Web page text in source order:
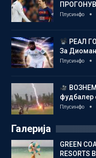
Плусинфо
РЕАЛ
За
Плусинфо
фудбалер
Плусинфо
Галерија
GREEN
RESORTS